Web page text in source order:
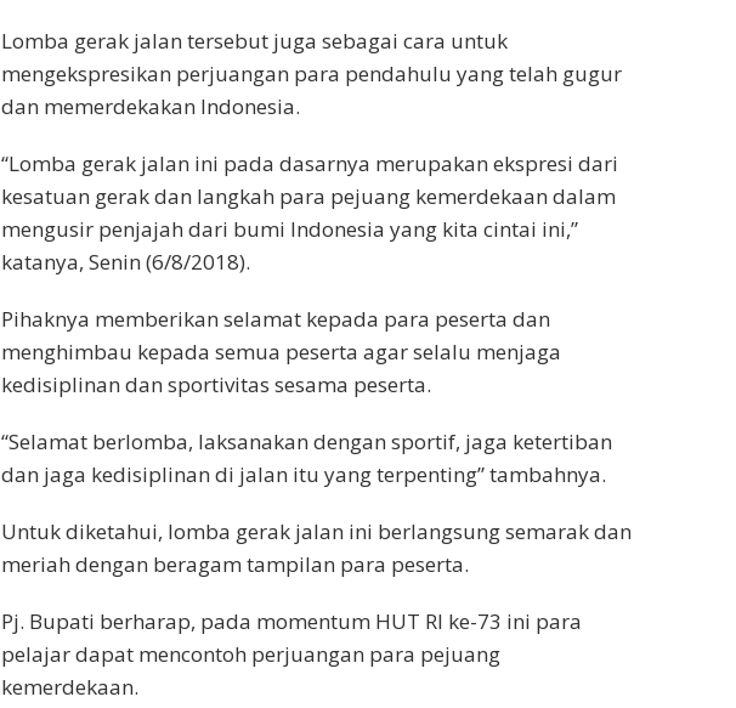
Lomba gerak jalan tersebut juga sebagai cara untuk
mengekspresikan perjuangan para pendahulu yang telah gugur
dan memerdekakan Indonesia.
“Lomba gerak jalan ini pada dasarnya merupakan ekspresi dari
kesatuan gerak dan langkah para pejuang kemerdekaan dalam
mengusir penjajah dari bumi Indonesia yang kita cintai ini,”
katanya, Senin (6/8/2018).
Pihaknya memberikan selamat kepada para peserta dan
menghimbau kepada semua peserta agar selalu menjaga
kedisiplinan dan sportivitas sesama peserta.
“Selamat berlomba, laksanakan dengan sportif, jaga ketertiban
dan jaga kedisiplinan di jalan itu yang terpenting” tambahnya.
Untuk diketahui, lomba gerak jalan ini berlangsung semarak dan
meriah dengan beragam tampilan para peserta.
Pj. Bupati berharap, pada momentum HUT RI ke-73 ini para
pelajar dapat mencontoh perjuangan para pejuang
kemerdekaan.